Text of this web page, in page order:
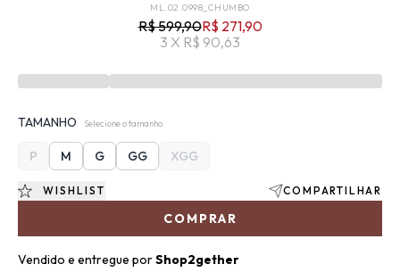
ML.02.0998_CHUMBO
R$ 599,90R$ 271,90
3 X R$ 90,63
TAMANHO Selecione o tamanho
P M G GG XGG
COMPRAR
WISHLIST COMPARTILHAR
Vendido e entregue porShop2gether